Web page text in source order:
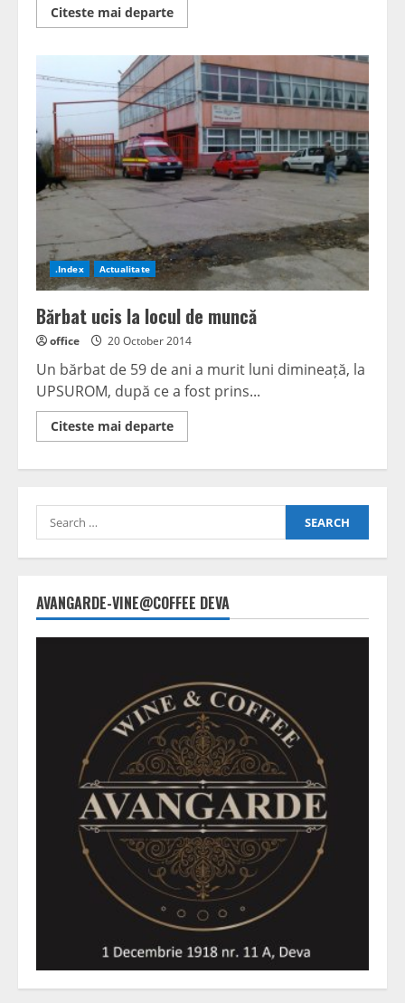
Citeste mai departeRead
more
rang
de
artă
.Index Actualitate
Bărbat ucis la locul de muncă
office 20 October 2014
Un bărbat de 59 de ani a murit luni dimineață, la
UPSUROM, după ce a fost prins...
Citeste mai departeRead
more
locul
Search
for:
AVANGARDE-VINE@COFFEE DEVA